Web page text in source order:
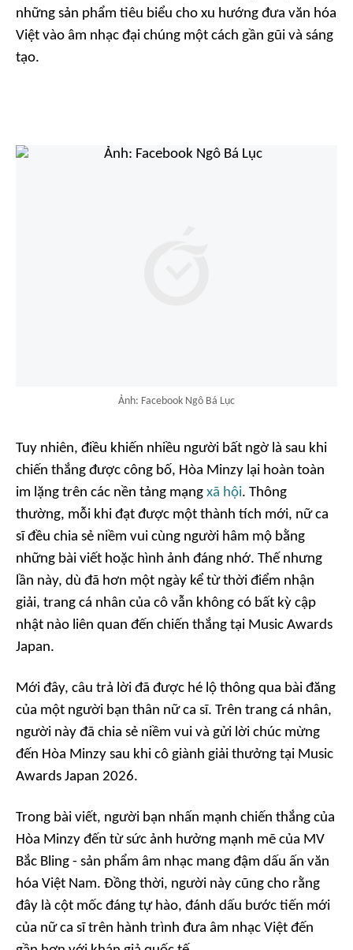
những sản phẩm tiêu biểu cho xu hướng đưa văn hóa
Việt vào âm nhạc đại chúng một cách gần gũi và sáng
tạo.
Ảnh: Facebook Ngô Bá Lục
Tuy nhiên, điều khiến nhiều người bất ngờ là sau khi
chiến thắng được công bố, Hòa Minzy lại hoàn toàn
im lặng trên các nền tảng mạng xã hội. Thông
thường, mỗi khi đạt được một thành tích mới, nữ ca
sĩ đều chia sẻ niềm vui cùng người hâm mộ bằng
những bài viết hoặc hình ảnh đáng nhớ. Thế nhưng
lần này, dù đã hơn một ngày kể từ thời điểm nhận
giải, trang cá nhân của cô vẫn không có bất kỳ cập
nhật nào liên quan đến chiến thắng tại Music Awards
Japan.
Mới đây, câu trả lời đã được hé lộ thông qua bài đăng
của một người bạn thân nữ ca sĩ. Trên trang cá nhân,
người này đã chia sẻ niềm vui và gửi lời chúc mừng
đến Hòa Minzy sau khi cô giành giải thưởng tại Music
Awards Japan 2026.
Trong bài viết, người bạn nhấn mạnh chiến thắng của
Hòa Minzy đến từ sức ảnh hưởng mạnh mẽ của MV
Bắc Bling - sản phẩm âm nhạc mang đậm dấu ấn văn
hóa Việt Nam. Đồng thời, người này cũng cho rằng
đây là cột mốc đáng tự hào, đánh dấu bước tiến mới
của nữ ca sĩ trên hành trình đưa âm nhạc Việt đến